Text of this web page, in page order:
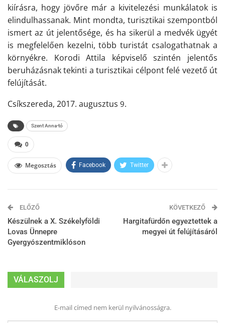
kiírásra, hogy jövőre már a kivitelezési munkálatok is
elindulhassanak. Mint mondta, turisztikai szempontból
ismert az út jelentősége, és ha sikerül a medvék ügyét
is megfelelően kezelni, több turistát csalogathatnak a
környékre. Korodi Attila képviselő szintén jelentős
beruházásnak tekinti a turisztikai célpont felé vezető út
felújítását.
Csíkszereda, 2017. augusztus 9.
Szent Anna-tó
0
Megosztás Facebook Twitter
ELŐZŐ
Készülnek a X. Székelyföldi
Lovas Ünnepre
Gyergyószentmiklóson
KÖVETKEZŐ
Hargitafürdőn egyeztettek a
megyei út felújításáról
VÁLASZOLJ
E-mail címed nem kerül nyilvánosságra.